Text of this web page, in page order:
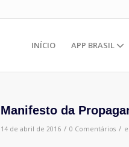
INÍCIO APP BRASIL
Manifesto da
14 de abril de 2016 / 0 Comentários /